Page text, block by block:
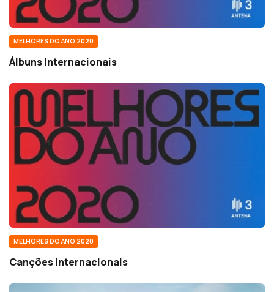
MELHORES DO ANO 2020
Álbuns Internacionais
MELHORES DO ANO 2020
Canções Internacionais